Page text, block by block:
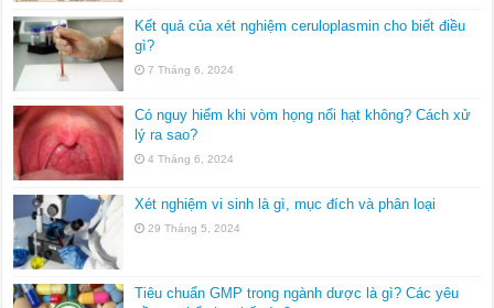
Kết quả của xét nghiệm ceruloplasmin cho biết điều
gì?
7 Tháng 6, 2024
Có nguy hiểm khi vòm họng nổi hạt không? Cách xử
lý ra sao?
4 Tháng 6, 2024
Xét nghiệm vi sinh là gì, mục đích và phân loại
29 Tháng 5, 2024
Tiêu chuẩn GMP trong ngành dược là gì? Các yêu